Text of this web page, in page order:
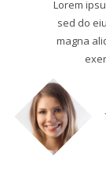
Lorem
sed do
magna